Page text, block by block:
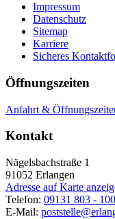
Impressum
Datenschutz
Sitemap
Karriere
Sicheres
Öffnungszeiten
Anfahrt &
Kontakt
Nägelsbachstraße 1
91052 Erlangen
Adresse auf Karte
Telefon: 09131 803 -
E-Mail: